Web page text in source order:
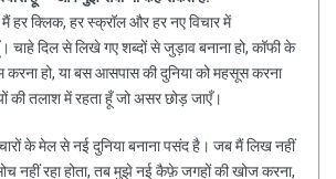
हर क्लिक, हर स्क्रॉल और हर नए विचार में
चाहे दिल से लिखे गए शब्दों से जुड़ाव बनाना हो, कॉफी के
करना हो, या बस आसपास की दुनिया को महसूस करना
की तलाश में रहता हूँ जो असर छोड़ जाएँ।
के मेल से नई दुनिया बनाना पसंद है। जब मैं लिख नहीं
नहीं रहा होता, तब मुझे नई कैफ़े जगहों की खोज करना,